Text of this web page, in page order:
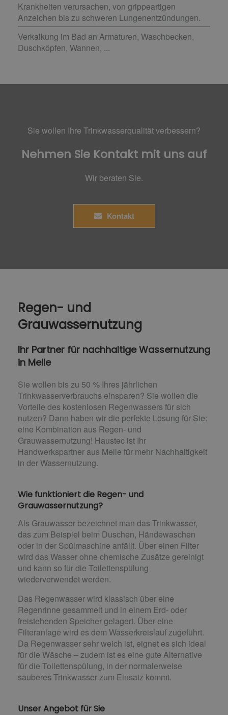
Krankheiten verursachen, von grippeartigen
Anzeichen bis zu schweren Lungenentzündungen.
Verkalkung im Bad an Armaturen, Waschbecken,
Duschköpfen, Wannen, ...
Sie wollen Ihre Trinkwasserqualität verbessern?
Nehmen Sie Kontakt mit uns auf
Wir beraten Sie.
Kontakt
Regen- und
Grauwassernutzung
Ihr Partner für nachhaltige Wassernutzung
in Melle
Sie wollen bis zu 50 % Ihres jährlichen
Trinkwasserverbrauchs einsparen? Sie wollen die
Vorteile des kostenlosen Regenwassers für sich
nutzen? Dann haben wir die perfekte Lösung für Sie:
eine Kombination aus Regen- und
Grauwassernutzung! Haustec ist Ihr
Handwerkspartner aus Melle für mehr Nachhaltigkeit
in der Wassernutzung.
Wie funktioniert die Regen- und
Grauwassernutzung?
Als Grauwasser bezeichnet man das Trinkwasser,
das zum Beispiel beim Duschen, Händewaschen
oder in der Spülmaschine anfällt. Über einen Filter
wird das Wasser ohne chemische Zusätze gereinigt
und kann so für die Toilettenspülung
wiederverwendet werden.
Das Regenwasser wird klassisch über eine
Regenrinne gesammelt und in einem Erd- oder
freistehenden Speicher gelagert. Über eine
Filteranlage wird es dem Wasserkreislauf zugeführt.
Da Regenwasser sehr weich ist, eignet es sich ideal
für die Wäsche – zudem ist es eine gute Alternative
für die Toilettenspülung, in der normalerweise
sauberes Trinkwasser zum Einsatz kommt.
Unser Angebot für Sie